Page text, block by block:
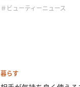
＃ビューティーニュース
暮らす